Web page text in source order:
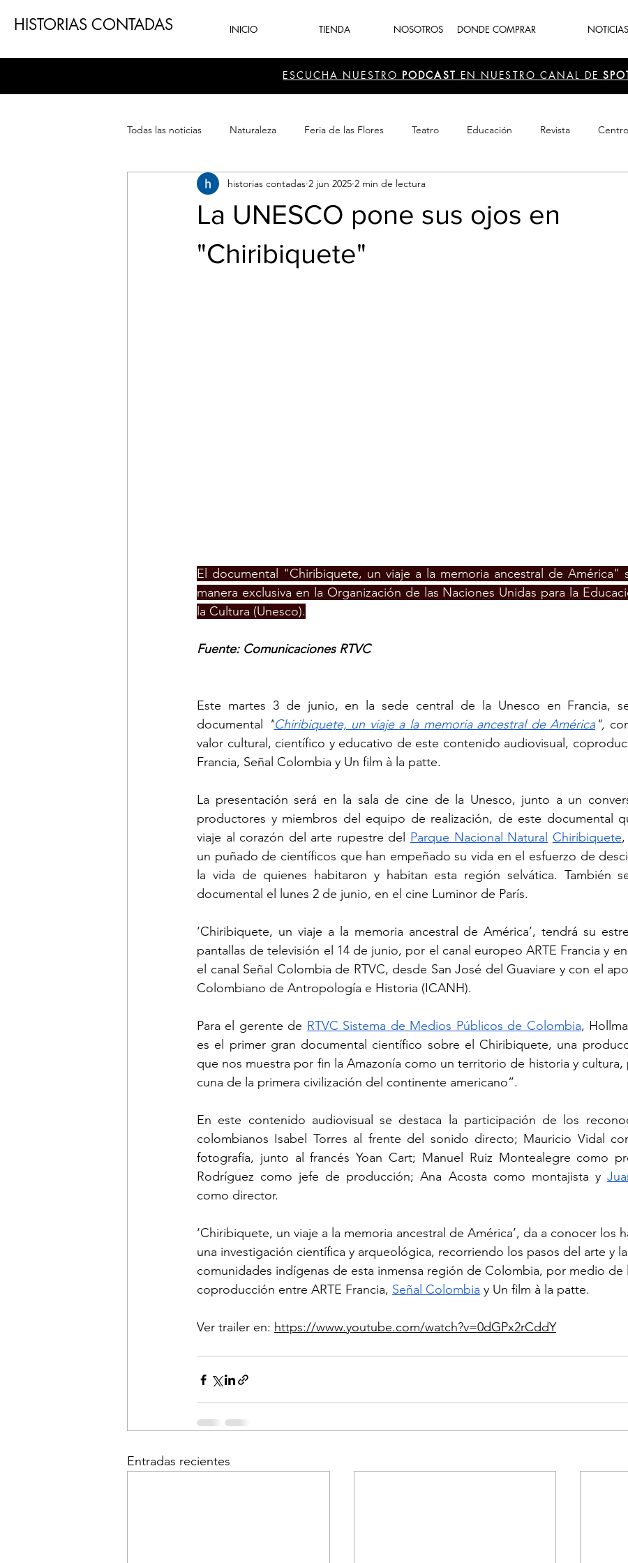
HISTORIAS CONTADAS INICIO TIENDA NOSOTROS DONDE COMPRAR NOTICIAS
ESCUCHA NUESTRO PODCAST EN NUESTRO CANAL DE
Todas las noticias Naturaleza Feria de las Flores Teatro Educación Revista Centro
Patrimonio Sector Cultura Recreación
La UNESCO pone sus ojos en
"Chiribiquete"
historias contadas 2 jun 2025 2 min de lectura
El documental "Chiribiquete, un viaje a la memoria ancestral de América"
manera exclusiva en la Organización de las Naciones Unidas para la
la Cultura (Unesco).
Fuente: Comunicaciones RTVC
Este martes 3 de junio, en la sede central de la Unesco en Francia,
documental
"Chiribiquete, un viaje a la memoria ancestral de América ",
valor cultural, científico y educativo de este contenido audiovisual,
Francia, Señal Colombia y Un film à la patte.
La presentación será en la sala de cine de la Unesco, junto a un
productores y miembros del equipo de realización, de este documental
viaje al corazón del arte rupestre del Parque Nacional Natural Chiribiquete
un puñado de científicos que han empeñado su vida en el esfuerzo de
la vida de quienes habitaron y habitan esta región selvática. También
documental el lunes 2 de junio, en el cine Luminor de París.
‘Chiribiquete, un viaje a la memoria ancestral de América’, tendrá su
pantallas de televisión el 14 de junio, por el canal europeo ARTE Francia y
el canal Señal Colombia de RTVC, desde San José del Guaviare y con el
Colombiano de Antropología e Historia (ICANH).
Para el gerente de RTVC Sistema de Medios Públicos de Colombia,
es el primer gran documental científico sobre el Chiribiquete, una
que nos muestra por fin la Amazonía como un territorio de historia y
cuna de la primera civilización del continente americano”.
En este contenido audiovisual se destaca la participación de los
colombianos Isabel Torres al frente del sonido directo; Mauricio Vidal
fotografía, junto al francés Yoan Cart; Manuel Ruiz Montealegre como
Rodríguez como jefe de producción; Ana Acosta como montajista y
como director.
‘Chiribiquete, un viaje a la memoria ancestral de América’, da a conocer los
una investigación científica y arqueológica, recorriendo los pasos del arte y
comunidades indígenas de esta inmensa región de Colombia, por medio de
coproducción entre ARTE Francia, Señal Colombia y Un film à la patte.
Ver trailer en: https://www.youtube.com/watch?v=0dGPx2rCddY
Entradas recientes